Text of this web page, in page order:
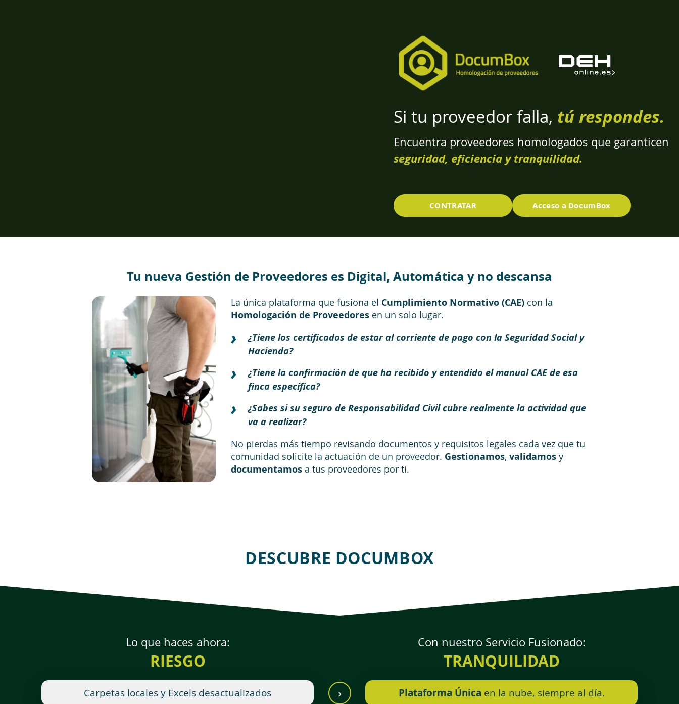
Si tu proveedor falla, tú respondes.
Encuentra proveedores homologados que garanticen
seguridad, eficiencia y tranquilidad.
CONTRATAR Acceso a DocumBox
Tu nueva Gestión de Proveedores es Digital, Automática y no descansa
La única plataforma que fusiona el Cumplimiento Normativo (CAE) con la
Homologación de Proveedores en un solo lugar.
¿Tiene los certificados de estar al corriente de pago con la Seguridad Social y
Hacienda?
¿Tiene la confirmación de que ha recibido y entendido el manual CAE de esa
finca específica?
¿Sabes si su seguro de Responsabilidad Civil cubre realmente la actividad que
va a realizar?
No pierdas más tiempo revisando documentos y requisitos legales cada vez que tu
comunidad solicite la actuación de un proveedor. Gestionamos, validamos y
documentamos a tus proveedores por ti.
DESCUBRE DOCUMBOX
Lo que haces ahora:
RIESGO
Carpetas locales y Excels desactualizados ›
Con nuestro Servicio Fusionado:
TRANQUILIDAD
Plataforma Única en la nube, siempre al día.